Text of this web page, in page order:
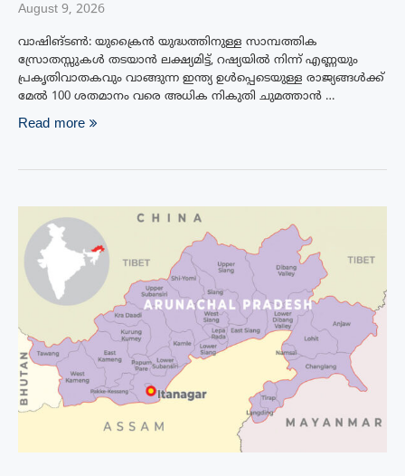
August 9, 2026
വാഷിങ്ടൺ: യുക്രൈൻ യുദ്ധത്തിനുള്ള സാമ്പത്തിക
സ്രോതസ്സുകൾ തടയാൻ ലക്ഷ്യമിട്ട്, റഷ്യയിൽ നിന്ന് എണ്ണയും
പ്രകൃതിവാതകവും വാങ്ങുന്ന ഇന്ത്യ ഉൾപ്പെടെയുള്ള രാജ്യങ്ങൾക്ക്
മേൽ 100 ശതമാനം വരെ അധിക നികുതി ചുമത്താൻ …
Read more